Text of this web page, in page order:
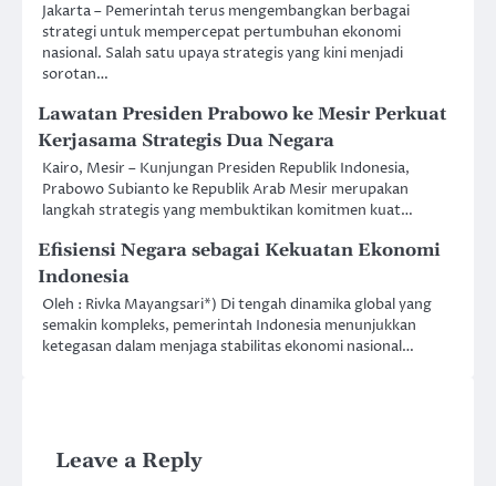
Jakarta – Pemerintah terus mengembangkan berbagai
strategi untuk mempercepat pertumbuhan ekonomi
nasional. Salah satu upaya strategis yang kini menjadi
sorotan…
Lawatan Presiden Prabowo ke Mesir Perkuat
Kerjasama Strategis Dua Negara
Kairo, Mesir – Kunjungan Presiden Republik Indonesia,
Prabowo Subianto ke Republik Arab Mesir merupakan
langkah strategis yang membuktikan komitmen kuat…
Efisiensi Negara sebagai Kekuatan Ekonomi
Indonesia
Oleh : Rivka Mayangsari*) Di tengah dinamika global yang
semakin kompleks, pemerintah Indonesia menunjukkan
ketegasan dalam menjaga stabilitas ekonomi nasional…
Leave a Reply